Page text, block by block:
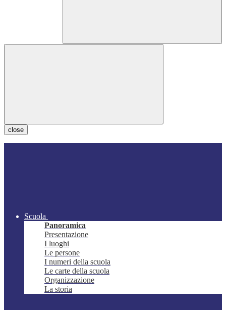
close
Scuola
Panoramica
Presentazione
I luoghi
Le persone
I numeri della scuola
Le carte della scuola
Organizzazione
La storia